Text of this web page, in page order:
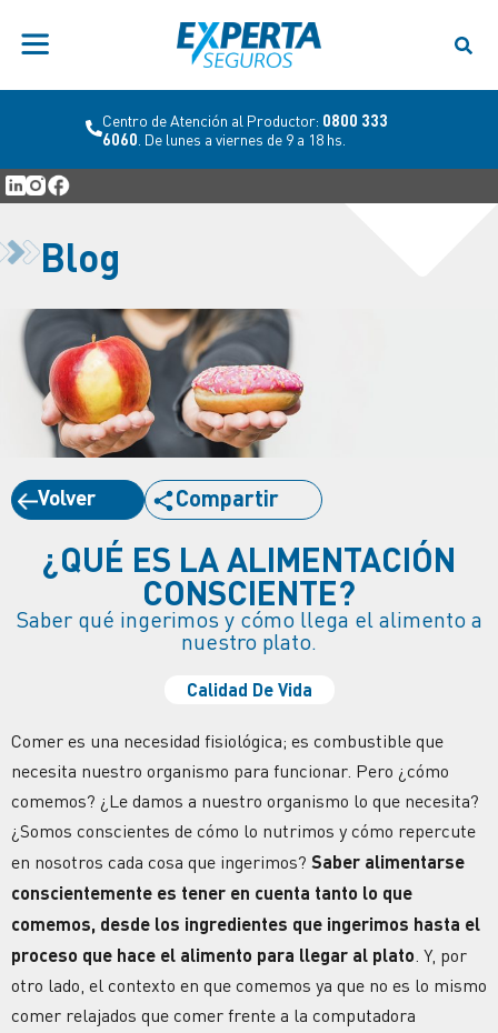
Centro de Atención al Productor: 0800 333
6060 . De lunes a viernes de 9 a 18 hs.
Blog
Volver Compartir
¿QUÉ ES LA ALIMENTACIÓN
CONSCIENTE?
Saber qué ingerimos y cómo llega el alimento a
nuestro plato.
Calidad De Vida
Comer es una necesidad fisiológica; es combustible que
necesita nuestro organismo para funcionar. Pero ¿cómo
comemos? ¿Le damos a nuestro organismo lo que necesita?
¿Somos conscientes de cómo lo nutrimos y cómo repercute
en nosotros cada cosa que ingerimos? Saber alimentarse
conscientemente es tener en cuenta tanto lo que
comemos, desde los ingredientes que ingerimos hasta el
proceso que hace el alimento para llegar al plato. Y, por
otro lado, el contexto en que comemos ya que no es lo mismo
comer relajados que comer frente a la computadora